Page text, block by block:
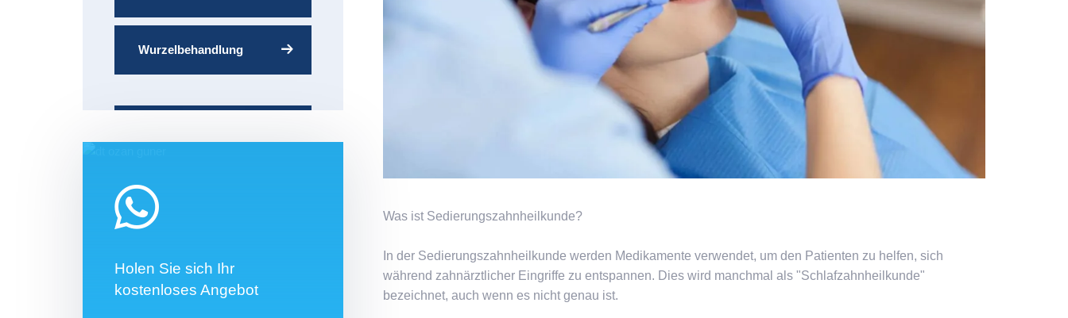
Was ist Sedierungszahnheilkunde?
In der Sedierungszahnheilkunde werden Medikamente verwendet, um den Patienten zu helfen, sich
während zahnärztlicher Eingriffe zu entspannen. Dies wird manchmal als "Schlafzahnheilkunde"
bezeichnet, auch wenn es nicht genau ist.
Wurzelbehandlung
Holen Sie sich Ihr
kostenloses Angebot